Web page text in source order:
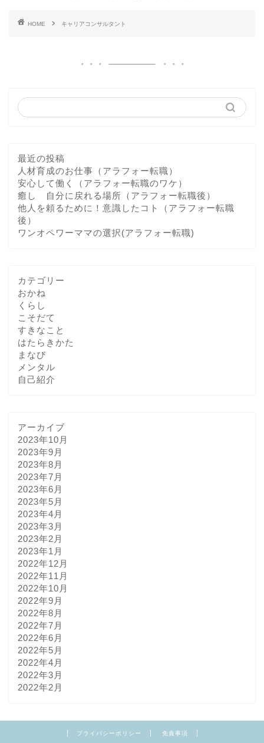
HOME キャリアコンサルタント
最近の投稿
人材育成のお仕事（アラフォー転職）
安心して働く（アラフォー転職のワケ）
癒し 自分に戻れる場所（アラフォー転職後）
他人を頼るために！意識したコト（アラフォー転職
後）
ワンオペワーママの選択(アラフォー転職)
カテゴリー
おかね
くらし
こそだて
すきなこと
はたらきかた
まなび
メンタル
自己紹介
アーカイブ
2023年10月
2023年9月
2023年8月
2023年7月
2023年6月
2023年5月
2023年4月
2023年3月
2023年2月
2023年1月
2022年12月
2022年11月
2022年10月
2022年9月
2022年8月
2022年7月
2022年6月
2022年5月
2022年4月
2022年3月
2022年2月
プライバシーポリシー 免責事項